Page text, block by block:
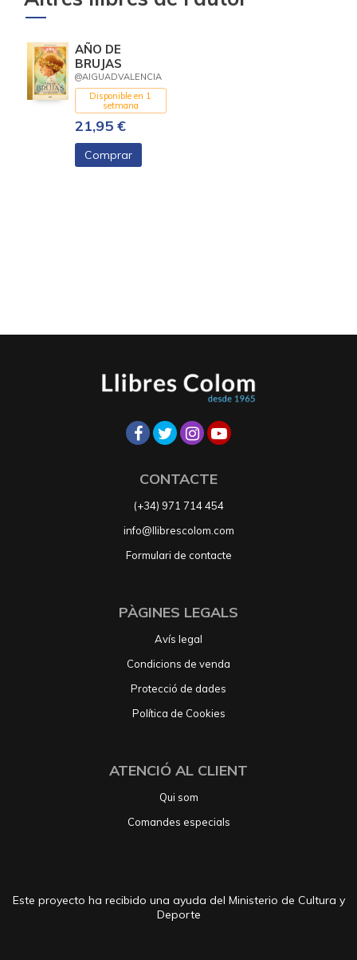
AÑO DE
BRUJAS
@AIGUADVALENCIA
Disponible en 1
setmana
21,95 €
Comprar
CONTACTE
(+34) 971 714 454
info@llibrescolom.com
Formulari de contacte
PÀGINES LEGALS
Avís legal
Condicions de venda
Protecció de dades
Política de Cookies
ATENCIÓ AL CLIENT
Qui som
Comandes especials
Este proyecto ha recibido una ayuda del Ministerio de Cultura y
Deporte